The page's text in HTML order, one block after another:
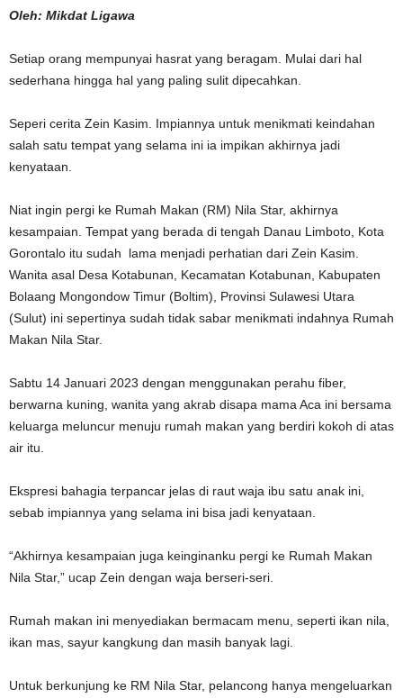
Oleh: Mikdat Ligawa
Setiap orang mempunyai hasrat yang beragam. Mulai dari hal
sederhana hingga hal yang paling sulit dipecahkan.
Seperi cerita Zein Kasim. Impiannya untuk menikmati keindahan
salah satu tempat yang selama ini ia impikan akhirnya jadi
kenyataan.
Niat ingin pergi ke Rumah Makan (RM) Nila Star, akhirnya
kesampaian. Tempat yang berada di tengah Danau Limboto, Kota
Gorontalo itu sudah lama menjadi perhatian dari Zein Kasim.
Wanita asal Desa Kotabunan, Kecamatan Kotabunan, Kabupaten
Bolaang Mongondow Timur (Boltim), Provinsi Sulawesi Utara
(Sulut) ini sepertinya sudah tidak sabar menikmati indahnya Rumah
Makan Nila Star.
Sabtu 14 Januari 2023 dengan menggunakan perahu fiber,
berwarna kuning, wanita yang akrab disapa mama Aca ini bersama
keluarga meluncur menuju rumah makan yang berdiri kokoh di atas
air itu.
Ekspresi bahagia terpancar jelas di raut waja ibu satu anak ini,
sebab impiannya yang selama ini bisa jadi kenyataan.
“Akhirnya kesampaian juga keinginanku pergi ke Rumah Makan
Nila Star,” ucap Zein dengan waja berseri-seri.
Rumah makan ini menyediakan bermacam menu, seperti ikan nila,
ikan mas, sayur kangkung dan masih banyak lagi.
Untuk berkunjung ke RM Nila Star, pelancong hanya mengeluarkan